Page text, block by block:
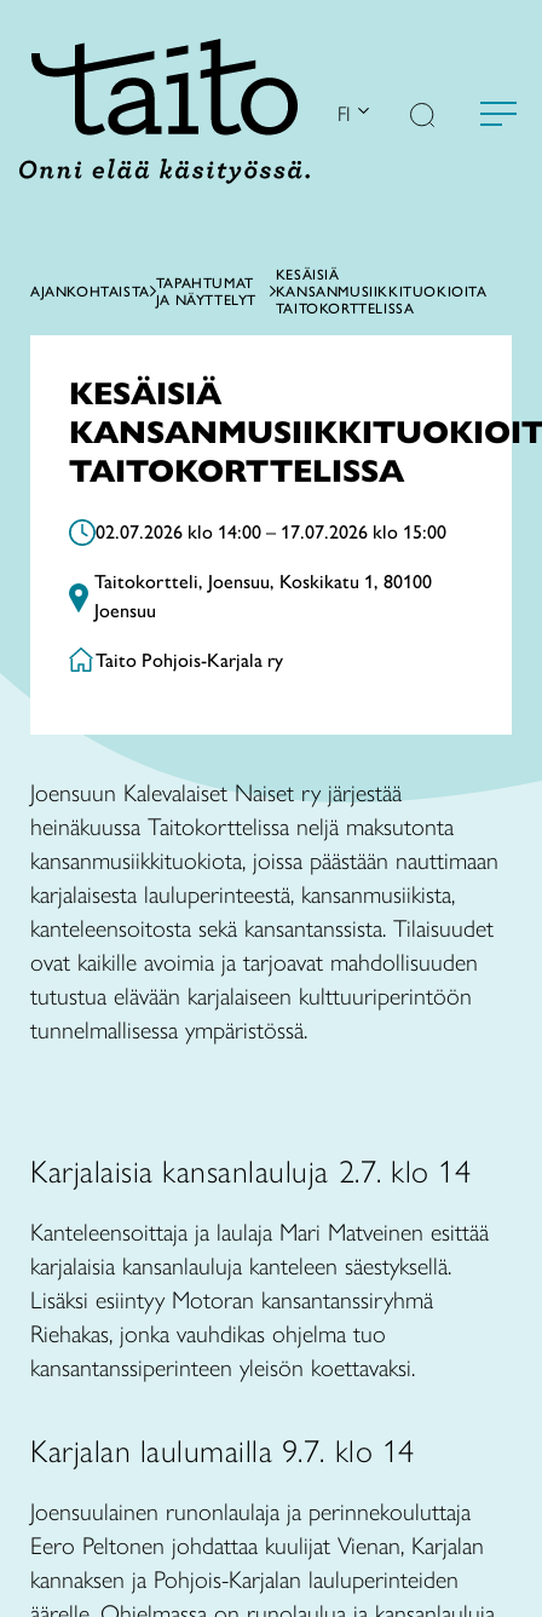
FI
AJANKOHTAISTA TAPAHTUMAT
JA NÄYTTELYT
KESÄISIÄ
KANSANMUSIIKKITUOKIOITA
TAITOKORTTELISSA
KESÄISIÄ
TAITOKORTTELISSA
02.07.2026 klo 14:00 – 17.07.2026 klo 15:00
Taitokortteli, Joensuu, Koskikatu 1, 80100
Joensuu
Taito Pohjois-Karjala ry
Joensuun Kalevalaiset Naiset ry järjestää
heinäkuussa Taitokorttelissa neljä maksutonta
kansanmusiikkituokiota, joissa päästään nauttimaan
karjalaisesta lauluperinteestä, kansanmusiikista,
kanteleensoitosta sekä kansantanssista. Tilaisuudet
ovat kaikille avoimia ja tarjoavat mahdollisuuden
tutustua elävään karjalaiseen kulttuuriperintöön
tunnelmallisessa ympäristössä.
Karjalaisia kansanlauluja 2.7. klo 14
Kanteleensoittaja ja laulaja Mari Matveinen esittää
karjalaisia kansanlauluja kanteleen säestyksellä.
Lisäksi esiintyy Motoran kansantanssiryhmä
Riehakas, jonka vauhdikas ohjelma tuo
kansantanssiperinteen yleisön koettavaksi.
Karjalan laulumailla 9.7. klo 14
Joensuulainen runonlaulaja ja perinnekouluttaja
Eero Peltonen johdattaa kuulijat Vienan, Karjalan
kannaksen ja Pohjois-Karjalan lauluperinteiden